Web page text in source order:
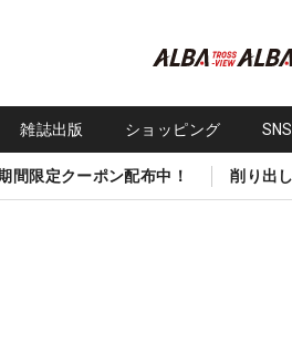
雑誌出版 ショッピング
間限定クーポン配布中！ 削り出